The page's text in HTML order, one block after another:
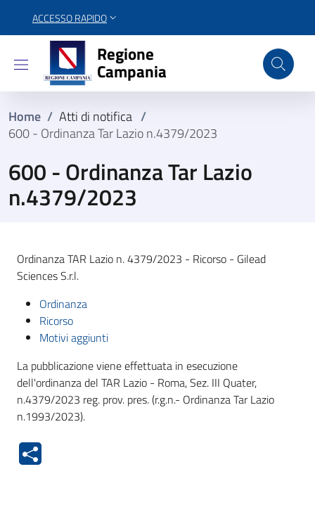
ACCESSO RAPIDO
Regione Campania
Regione
Campania
Home / Atti di notifica /
600 - Ordinanza Tar Lazio n.4379/2023
600 - Ordinanza Tar Lazio
n.4379/2023
Ordinanza TAR Lazio n. 4379/2023 - Ricorso - Gilead
Sciences S.r.l.
Ordinanza
Ricorso
Motivi aggiunti
La pubblicazione viene effettuata in esecuzione
dell'ordinanza del TAR Lazio - Roma, Sez. III Quater,
n.4379/2023 reg. prov. pres. (r.g.n.- Ordinanza Tar Lazio
n.1993/2023).